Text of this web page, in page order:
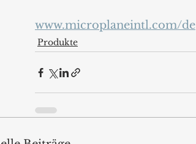
www.microplaneintl.com/de
Produkte